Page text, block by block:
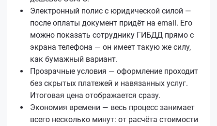
Электронный полис с юридической силой —
после оплаты документ придёт на email. Его
можно показать сотруднику ГИБДД прямо с
экрана телефона — он имеет такую же силу,
как бумажный вариант.
Прозрачные условия — оформление проходит
без скрытых платежей и навязанных услуг.
Итоговая цена отображается сразу.
Экономия времени — весь процесс занимает
всего несколько минут: от расчёта стоимости